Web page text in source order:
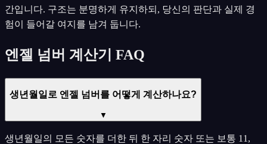
간입니다. 구조는 분명하게 유지하되, 당신의 판단과 실제 경
험이 들어갈 여지를 남겨 둡니다.
엔젤 넘버 계산기 FAQ
생년월일로 엔젤 넘버를 어떻게 계산하나요?
▼
생년월일의 모든 숫자를 더한 뒤 한 자리 숫자 또는 보통 11,